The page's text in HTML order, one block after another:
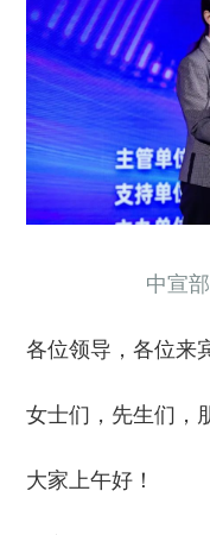
中宣
各位领导，各位来
女士们，先生们，
大家上午好！